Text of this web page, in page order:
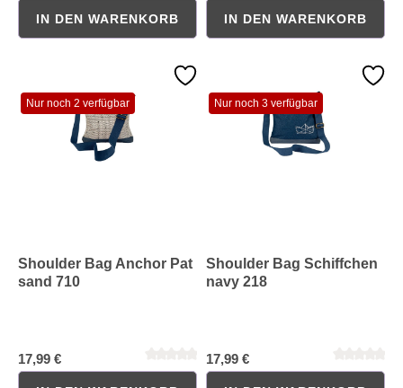
IN DEN WARENKORB IN DEN WARENKORB
Nur noch 2 verfügbar
Shoulder Bag Anchor Pat
sand 710
17,99 €
Nur noch 3 verfügbar
Shoulder Bag Schiffchen
navy 218
17,99 €